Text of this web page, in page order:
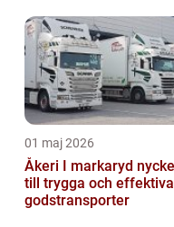
stöd
01 maj 2026
Åkeri I markaryd nyckeln
till trygga och effektiva
godstransporter